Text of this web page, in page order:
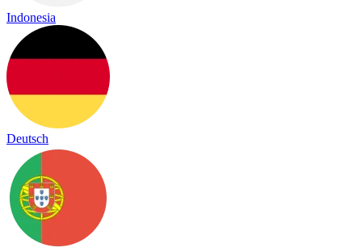
Indonesia
Deutsch